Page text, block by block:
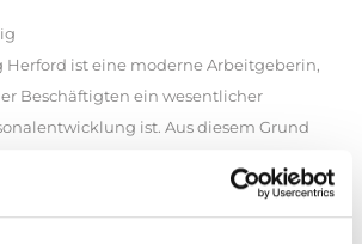
Herford ist eine moderne Arbeitgeberin,
Beschäftigten ein wesentlicher
ist. Aus diesem Grund
bei uns bewerben.
Bewerbenden offen, unabhängig ihrer